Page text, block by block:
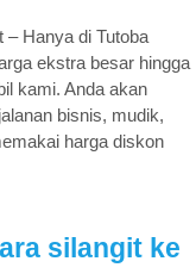
– Hanya di Tutoba
ekstra besar hingga
kami. Anda akan
bisnis, mudik,
harga diskon
silangit ke